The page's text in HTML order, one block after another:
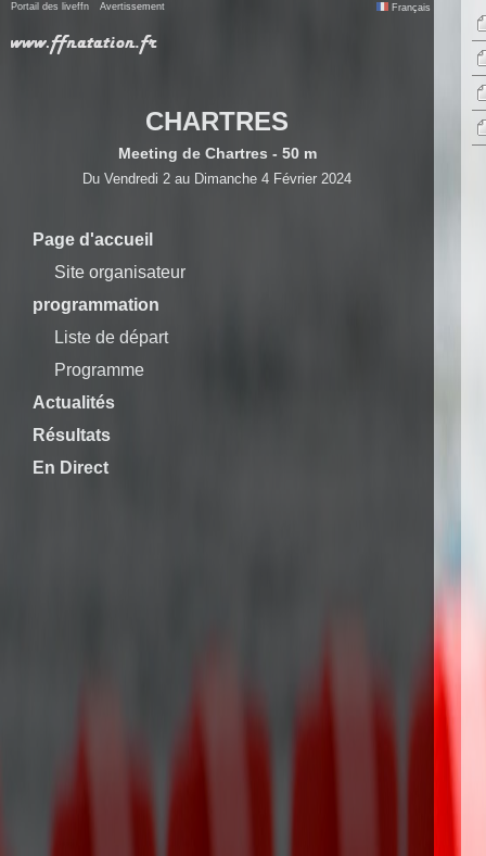
Portail des liveffn Avertissement Français
CHARTRES
Meeting de Chartres - 50 m
Du Vendredi 2 au Dimanche 4 Février 2024
Page d'accueil
Site organisateur
programmation
Liste de départ
Programme
Actualités
Résultats
En Direct